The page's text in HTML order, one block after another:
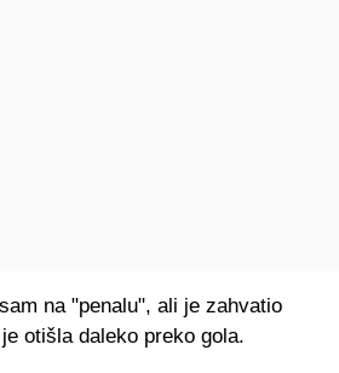
na "penalu", ali je zahvatio
otišla daleko preko gola.